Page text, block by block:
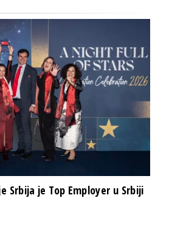
Srbija je Top Employer u Srbiji